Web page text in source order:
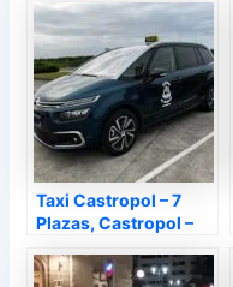
Aeropuerto Ovd,
Pravia – Asturias
Taxi Castropol – 7
Plazas, Castropol –